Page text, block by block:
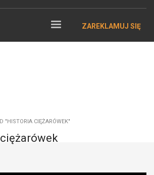
ZAREKLAMUJ SIĘ
"HISTORIA CIĘŻARÓWEK"